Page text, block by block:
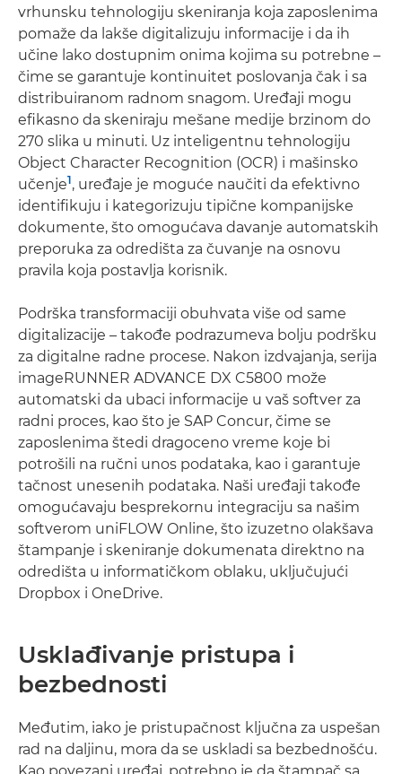
vrhunsku tehnologiju skeniranja koja zaposlenima
pomaže da lakše digitalizuju informacije i da ih
učine lako dostupnim onima kojima su potrebne –
čime se garantuje kontinuitet poslovanja čak i sa
distribuiranom radnom snagom. Uređaji mogu
efikasno da skeniraju mešane medije brzinom do
270 slika u minuti. Uz inteligentnu tehnologiju
Object Character Recognition (OCR) i mašinsko
učenje1, uređaje je moguće naučiti da efektivno
identifikuju i kategorizuju tipične kompanijske
dokumente, što omogućava davanje automatskih
preporuka za odredišta za čuvanje na osnovu
pravila koja postavlja korisnik.
Podrška transformaciji obuhvata više od same
digitalizacije – takođe podrazumeva bolju podršku
za digitalne radne procese. Nakon izdvajanja, serija
imageRUNNER ADVANCE DX C5800 može
automatski da ubaci informacije u vaš softver za
radni proces, kao što je SAP Concur, čime se
zaposlenima štedi dragoceno vreme koje bi
potrošili na ručni unos podataka, kao i garantuje
tačnost unesenih podataka. Naši uređaji takođe
omogućavaju besprekornu integraciju sa našim
softverom uniFLOW Online, što izuzetno olakšava
štampanje i skeniranje dokumenata direktno na
odredišta u informatičkom oblaku, uključujući
Dropbox i OneDrive.
Usklađivanje pristupa i
bezbednosti
Međutim, iako je pristupačnost ključna za uspešan
rad na daljinu, mora da se uskladi sa bezbednošću.
Kao povezani uređaj, potrebno je da štampač sa